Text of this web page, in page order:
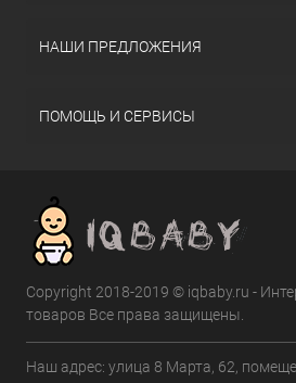
НАШИ ПРЕДЛОЖЕНИЯ
ПОМОЩЬ И СЕРВИСЫ
Copyright 2018-2019 © iqbaby.ru -
товаров Все права защищены.
Наш адрес: улица 8 Марта, 62,